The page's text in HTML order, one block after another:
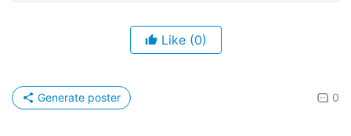
Like (0)
0
Generate poster